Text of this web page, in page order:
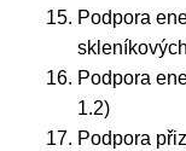
Podpora
Podpora
1.2)
Podpora